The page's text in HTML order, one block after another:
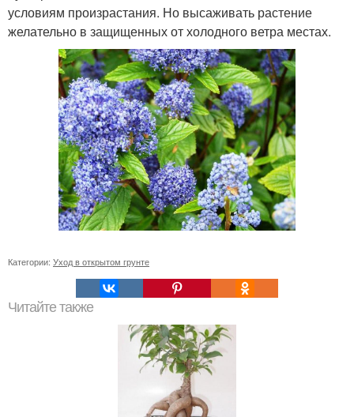
условиям произрастания. Но высаживать растение
желательно в защищенных от холодного ветра местах.
Категории: Уход в открытом грунте
Читайте также